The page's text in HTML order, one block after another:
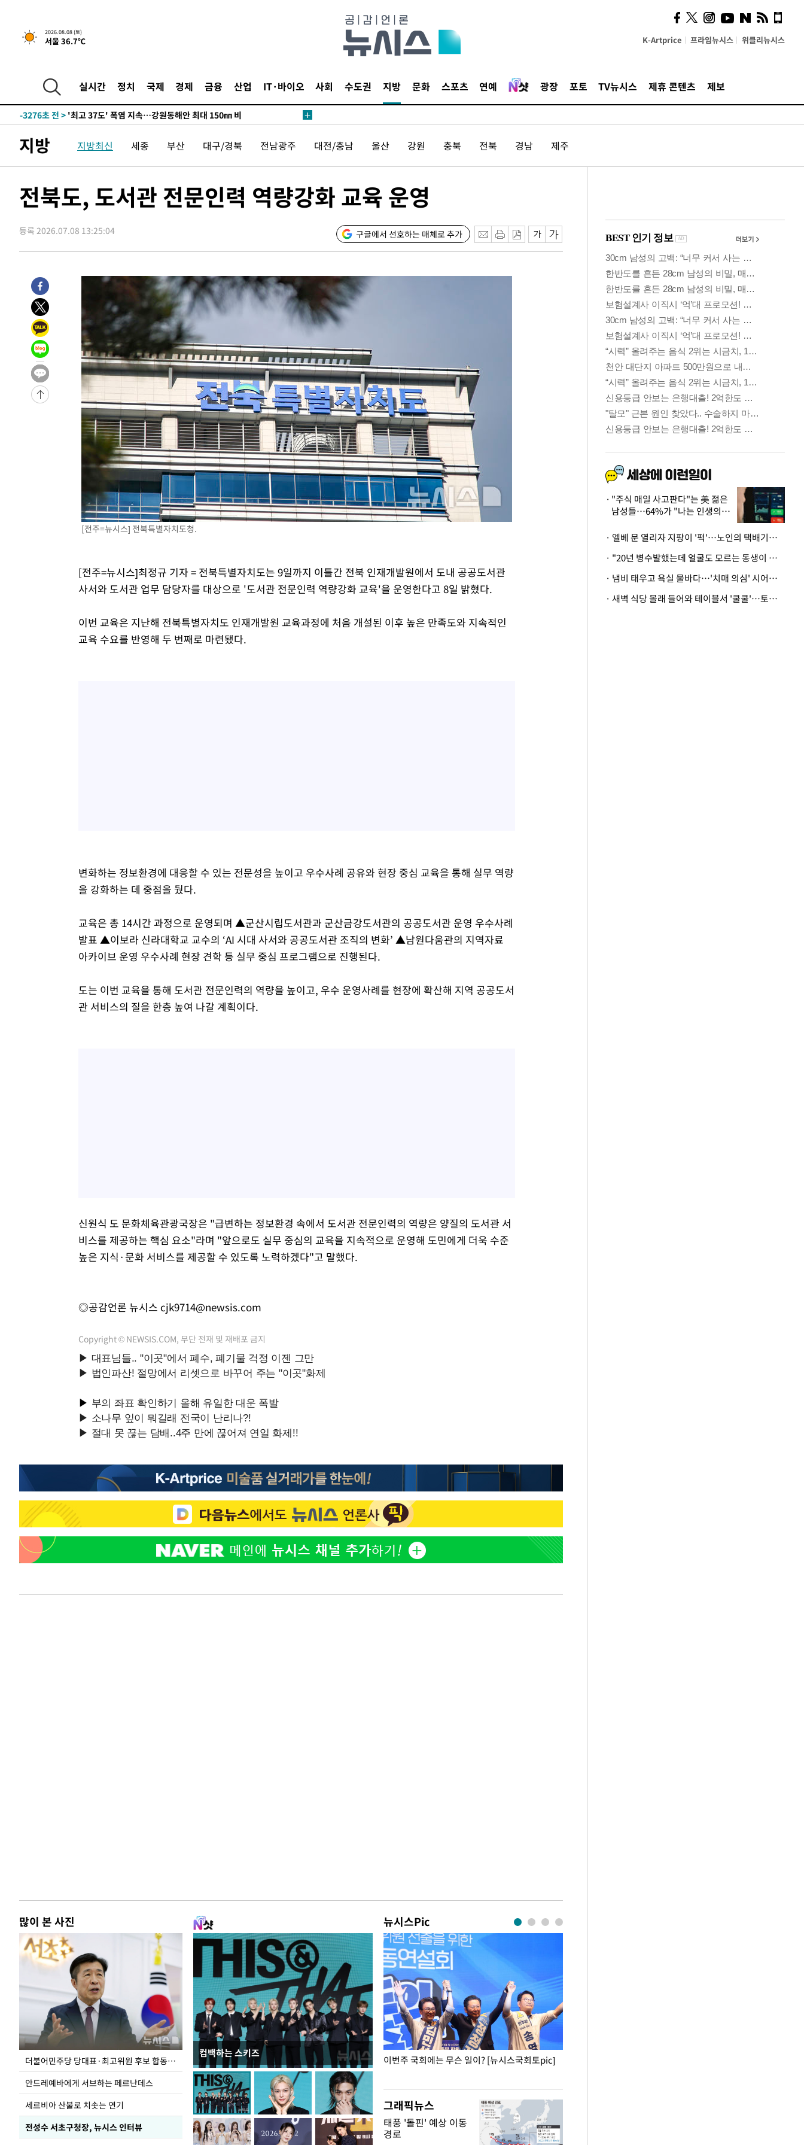
2026.08.08 (토)
서울 36.7℃ K-Artprice 프라임뉴시스 위클리뉴시스
실시간 정치 국제 경제 금융 산업 IT·바이오 사회 수도권 지방 문화 스포츠 연예 광장 포토 TV뉴시스 제휴 콘텐츠 제보
-23517초 전 >남자 농구, 나고야 아시안게임서 '홈팀' 일본과 한일전
-22893초 전 >여수 오동도 해상서 모터보트 전복…1명 사망·1명 실종
주 날씨]
-16138초 전 >
축구협회 "압수수색·성접대 논란 사과…쇄신의 기회로 삼겠다"
-14655초 전 >
송"
-3276초 전 > '최고 37도' 폭염 지속…강원동해안 최대 150㎜ 비
-32186초 전 >
강릉에 시간당 81.4㎜ 물폭탄…도로 잠기고 담벼락 붕괴
-28293초 전 >백운산서 80년근 천종산삼 9뿌리 발견…감정가 1.3억원
-23537초 전 >남자 농구, 나고야 아시안게임서 '홈팀' 일본과 한일전
-19140초 전 >극한폭염 한풀 꺾이지만…'낮 최고 35도' 무더위, 열대야 계속[다음
-16158초 전 >축구협회 "압수수색·성접대 논란 사과…쇄신의 기회로 삼겠다"
송"
-3296초 전 >
'최고 37도' 폭염 지속…강원동해안 최대 150㎜ 비
59분 전 >
[속보]뉴욕증시 상승 마감…S&P 0.6% 나스닥 1.3%↑
지방 지방최신 세종 부산 대구/경북 전남광주 대전/충남 울산 강원 충북 전북 경남 제주
전북도, 도서관 전문인력 역량강화 교육 운영
등록 2026.07.08 13:25:04 구글에서 선호하는 매체로 추가
[전주=뉴시스] 전북특별자치도청.
[전주=뉴시스]최정규 기자 = 전북특별자치도는 9일까지 이틀간 전북 인재개발원에서 도내 공공도서관
사서와 도서관 업무 담당자를 대상으로 '도서관 전문인력 역량강화 교육'을 운영한다고 8일 밝혔다.
이번 교육은 지난해 전북특별자치도 인재개발원 교육과정에 처음 개설된 이후 높은 만족도와 지속적인
교육 수요를 반영해 두 번째로 마련됐다.
변화하는 정보환경에 대응할 수 있는 전문성을 높이고 우수사례 공유와 현장 중심 교육을 통해 실무 역량
을 강화하는 데 중점을 뒀다.
교육은 총 14시간 과정으로 운영되며 ▲군산시립도서관과 군산금강도서관의 공공도서관 운영 우수사례
발표 ▲이보라 신라대학교 교수의 ‘AI 시대 사서와 공공도서관 조직의 변화’ ▲남원다움관의 지역자료
아카이브 운영 우수사례 현장 견학 등 실무 중심 프로그램으로 진행된다.
도는 이번 교육을 통해 도서관 전문인력의 역량을 높이고, 우수 운영사례를 현장에 확산해 지역 공공도서
관 서비스의 질을 한층 높여 나갈 계획이다.
신원식 도 문화체육관광국장은 "급변하는 정보환경 속에서 도서관 전문인력의 역량은 양질의 도서관 서
비스를 제공하는 핵심 요소"라며 "앞으로도 실무 중심의 교육을 지속적으로 운영해 도민에게 더욱 수준
높은 지식·문화 서비스를 제공할 수 있도록 노력하겠다"고 말했다.
◎공감언론 뉴시스 cjk9714@newsis.com
Copyright © NEWSIS.COM, 무단 전재 및 재배포 금지
많이 본 사진
더불어민주당 당대표·최고위원 후보 합동연설회
안드레예바에게 서브하는 페르난데스
세르비아 산불로 치솟는 연기
전성수 서초구청장, 뉴시스 인터뷰
컴백하는 스키즈
뉴시스Pic
이 대통령, 국가폭력 피해자에 위로·사과…"국가
가 책임지고 치유"
이번주 국회에는 무슨 일이? [뉴시스국회토pic]
그래픽뉴스
태풍 '돌핀' 예상 이동
경로
사이 해답 찾았죠"…알을
깨고 나온 '초자아'
"주식 매일 사고판다"는 美 젊은
남성들…64%가 "나는 인생의
· 엘베 문 열리자 지팡이 '퍽'…노인의 택배기사 폭행 이유
· "20년 병수발했는데 얼굴도 모르는 동생이 유산 절반을"…배다른 형제 상속권 있을까
· 냄비 태우고 욕실 물바다…'치매 의심' 시어머니 검사 권유했다가 '날벼락'
· 새벽 식당 몰래 들어와 테이블서 '쿨쿨'…토사물 남기고 사라진 남성